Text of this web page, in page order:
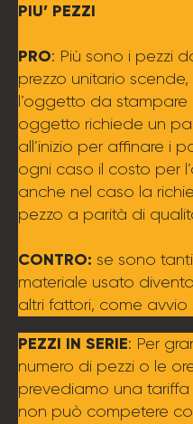
PIU’ PEZZI
PRO: Più sono i pezzi
prezzo unitario
l’oggetto da
oggetto richiede un
all’inizio per affinare i
ogni caso il costo per
anche nel caso la
pezzo a parità di
CONTRO: se sono
materiale usato
altri fattori, come
PEZZI IN SERIE: Per
numero di pezzi o le
prevediamo una tariffa
non può competere